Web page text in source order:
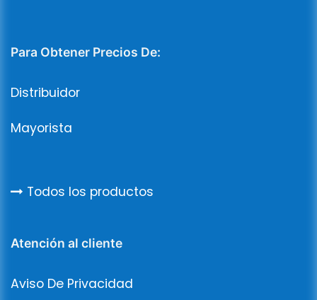
Para Obtener Precios De:
Distribuidor
Mayorista
Todos los productos
Atención al cliente
Aviso De Privacidad